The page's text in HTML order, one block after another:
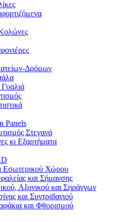
Δρόμων
Panels
Στεγανά
κι Εξαρτήματα
Εσωτερικού Χώρου
και Σήμανσης
Αξονικού και Σηράγγων
και Συντριβανιού
και Φθορισμού